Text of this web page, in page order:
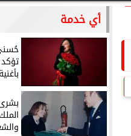
أي خدمة